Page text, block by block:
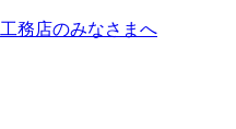
工務店のみなさまへ